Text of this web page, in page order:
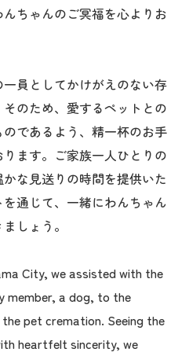
ちゃんのご冥福を心よりお
員としてかけがえのない存
のため、愛するペットとの
であるよう、精一杯のお手
ます。ご家族一人ひとりの
な見送りの時間を提供いた
通じて、一緒にわんちゃん
しょう。
City, we assisted with the
member, a dog, to the
pet cremation. Seeing the
heartfelt sincerity, we